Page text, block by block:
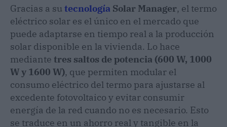
Gracias a sutecnología Solar Manager, el termo
eléctrico solar es el único en el mercado que
puede adaptarse en tiempo real a la producción
solar disponible en la vivienda. Lo hace
mediante tres saltos de potencia (600 W, 1000
W y 1600 W), que permiten modular el
consumo eléctrico del termo para ajustarse al
excedente fotovoltaico y evitar consumir
energía de la red cuando no es necesario. Esto
se traduce en un ahorro real y tangible en la